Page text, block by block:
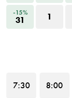
-15%
31 1
7:30 8:00